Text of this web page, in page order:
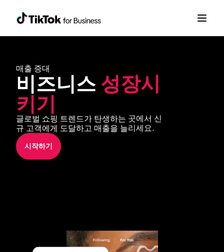
매출 증대
비즈니스 성장시
키기
글로벌 쇼핑 트렌드가 탄생하는 곳에서 신
규 고객에게 도달하고 매출을 늘리세요.
시작하기